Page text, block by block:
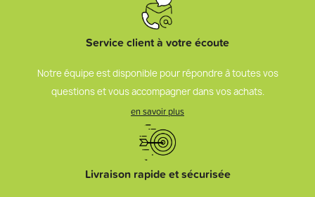
Service client à votre écoute
Notre équipe est disponible pour répondre à toutes vos
questions et vous accompagner dans vos achats.
en savoir plus
Livraison rapide et sécurisée